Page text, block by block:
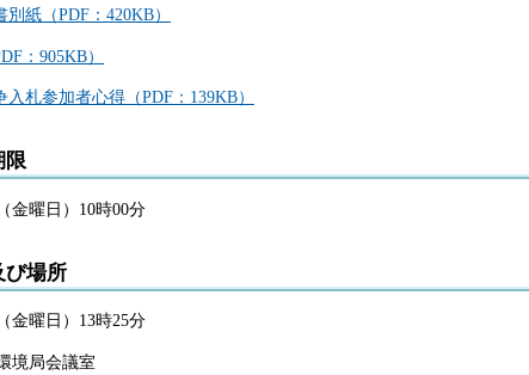
別紙（PDF：420KB）
：905KB）
入札参加者心得（PDF：139KB）
限
金曜日）10時00分
び場所
金曜日）13時25分
境局会議室